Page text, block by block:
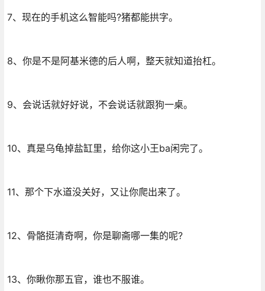
7、现在的手机这么智能吗?猪都能拱字。
8、你是不是阿基米德的后人啊，整天就知道抬杠。
9、会说话就好好说，不会说话就跟狗一桌。
10、真是乌龟掉盐缸里，给你这小王ba闲完了。
11、那个下水道没关好，又让你爬出来了。
12、骨骼挺清奇啊，你是聊斋哪一集的呢?
13、你瞅你那五官，谁也不服谁。